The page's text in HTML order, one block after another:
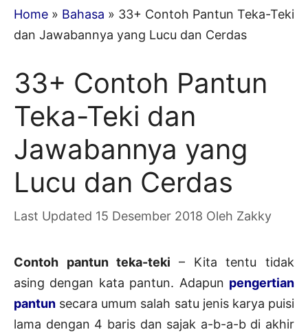
Home » Bahasa » 33+ Contoh Pantun Teka-Teki
dan Jawabannya yang Lucu dan Cerdas
33+ Contoh Pantun
Teka-Teki dan
Jawabannya yang
Lucu dan Cerdas
15 Desember 2018 Oleh Zakky
Contoh pantun teka-teki – Kita tentu tidak
asing dengan kata pantun. Adapun pengertian
pantun secara umum salah satu jenis karya puisi
lama dengan 4 baris dan sajak a-b-a-b di akhir